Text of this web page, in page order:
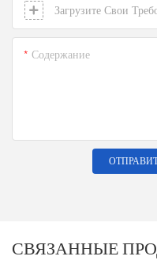
Загрузите Свои
Содержание
СВЯЗАННЫЕ